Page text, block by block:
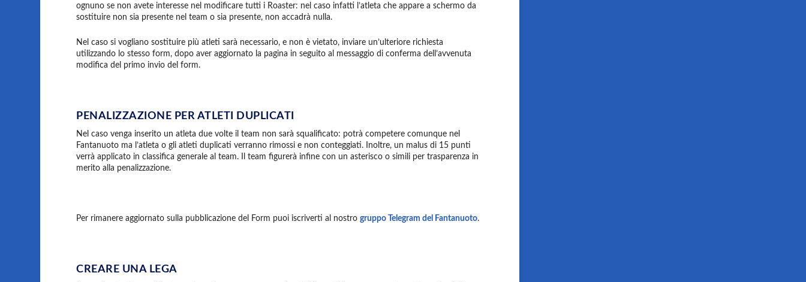
ognuno se non avete interesse nel modificare tutti i Roaster: nel caso infatti l’atleta che appare a schermo da
sostituire non sia presente nel team o sia presente, non accadrà nulla.
Nel caso si vogliano sostituire più atleti sarà necessario, e non è vietato, inviare un’ulteriore richiesta
utilizzando lo stesso form, dopo aver aggiornato la pagina in seguito al messaggio di conferma dell’avvenuta
modifica del primo invio del form.
PENALIZZAZIONE PER ATLETI DUPLICATI
Nel caso venga inserito un atleta due volte il team non sarà squalificato: potrà competere comunque nel
Fantanuoto ma l’atleta o gli atleti duplicati verranno rimossi e non conteggiati. Inoltre, un malus di 15 punti
verrà applicato in classifica generale al team. Il team figurerà infine con un asterisco o simili per trasparenza in
merito alla penalizzazione.
Per rimanere aggiornato sulla pubblicazione del Form puoi iscriverti al nostrogruppo Telegram del Fantanuoto.
CREARE UNA LEGA